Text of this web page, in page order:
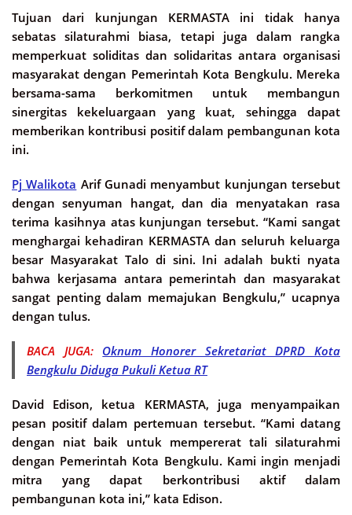
Tujuan dari kunjungan KERMASTA ini tidak hanya
sebatas silaturahmi biasa, tetapi juga dalam rangka
memperkuat soliditas dan solidaritas antara organisasi
masyarakat dengan Pemerintah Kota Bengkulu. Mereka
bersama-sama berkomitmen untuk membangun
sinergitas kekeluargaan yang kuat, sehingga dapat
memberikan kontribusi positif dalam pembangunan kota
ini.
Pj Walikota Arif Gunadi menyambut kunjungan tersebut
dengan senyuman hangat, dan dia menyatakan rasa
terima kasihnya atas kunjungan tersebut. “Kami sangat
menghargai kehadiran KERMASTA dan seluruh keluarga
besar Masyarakat Talo di sini. Ini adalah bukti nyata
bahwa kerjasama antara pemerintah dan masyarakat
sangat penting dalam memajukan Bengkulu,” ucapnya
dengan tulus.
BACA JUGA: Oknum Honorer Sekretariat DPRD Kota
Bengkulu Diduga Pukuli Ketua RT
David Edison, ketua KERMASTA, juga menyampaikan
pesan positif dalam pertemuan tersebut. “Kami datang
dengan niat baik untuk mempererat tali silaturahmi
dengan Pemerintah Kota Bengkulu. Kami ingin menjadi
mitra yang dapat berkontribusi aktif dalam
pembangunan kota ini,” kata Edison.